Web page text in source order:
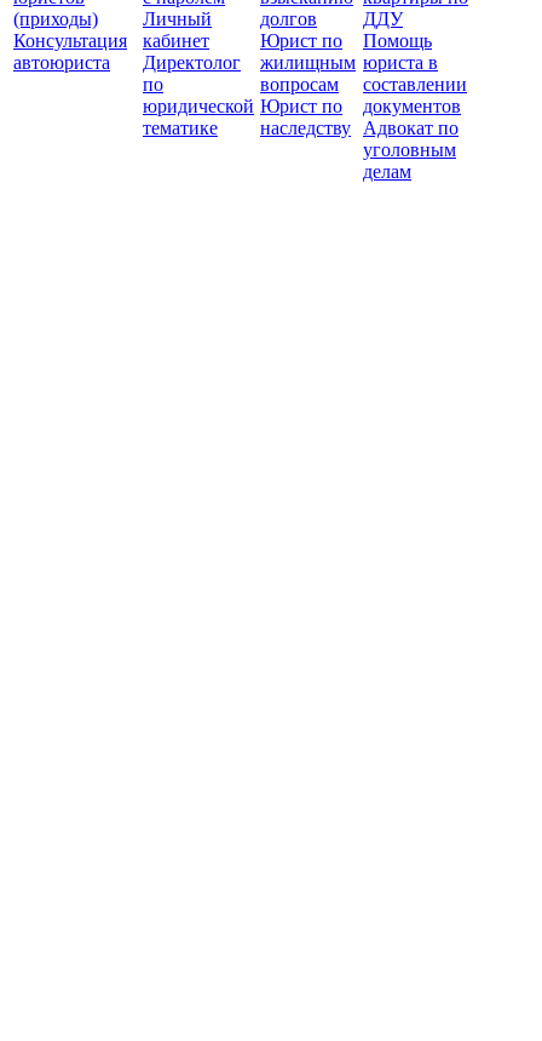
(приходы)
Консультация
автоюриста
Личный
кабинет
Директолог
по
юридической
тематике
долгов
Юрист по
жилищным
вопросам
Юрист по
наследству
ДДУ
Помощь
юриста в
составлении
документов
Адвокат по
уголовным
делам